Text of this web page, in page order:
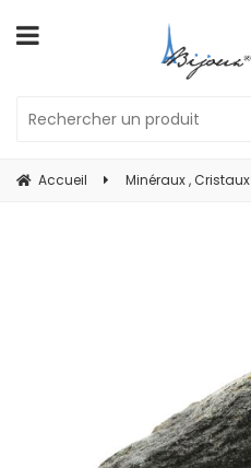
Accueil Minéraux , Cristaux